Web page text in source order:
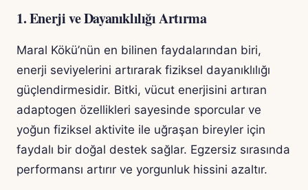
1. Enerji ve Dayanıklılığı Artırma
Maral Kökü’nün en bilinen faydalarından biri,
enerji seviyelerini artırarak fiziksel dayanıklılığı
güçlendirmesidir. Bitki, vücut enerjisini artıran
adaptogen özellikleri sayesinde sporcular ve
yoğun fiziksel aktivite ile uğraşan bireyler için
faydalı bir doğal destek sağlar. Egzersiz sırasında
performansı artırır ve yorgunluk hissini azaltır.